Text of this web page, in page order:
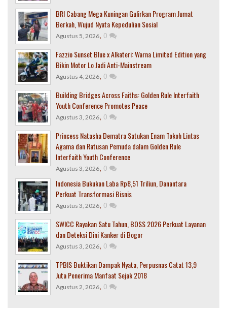
BRI Cabang Mega Kuningan Gulirkan Program Jumat
Berkah, Wujud Nyata Kepedulian Sosial
Agustus 5, 2026, 0
Fazzio Sunset Blue x Alkateri: Warna Limited Edition yang
Bikin Motor Lo Jadi Anti-Mainstream
Agustus 4, 2026, 0
Building Bridges Across Faiths: Golden Rule Interfaith
Youth Conference Promotes Peace
Agustus 3, 2026, 0
Princess Natasha Dematra Satukan Enam Tokoh Lintas
Agama dan Ratusan Pemuda dalam Golden Rule
Interfaith Youth Conference
Agustus 3, 2026, 0
Indonesia Bukukan Laba Rp8,51 Triliun, Danantara
Perkuat Transformasi Bisnis
Agustus 3, 2026, 0
SWICC Rayakan Satu Tahun, BOSS 2026 Perkuat Layanan
dan Deteksi Dini Kanker di Bogor
Agustus 3, 2026, 0
TPBIS Buktikan Dampak Nyata, Perpusnas Catat 13,9
Juta Penerima Manfaat Sejak 2018
Agustus 2, 2026, 0